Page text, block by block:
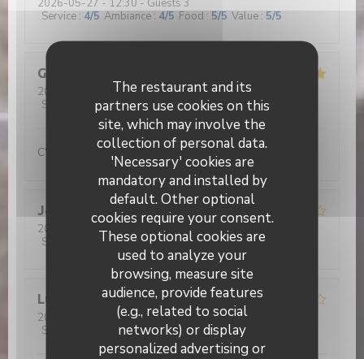
The restaurant and its
partners use cookies on this
site, which may involve the
collection of personal data.
'Necessary' cookies are
mandatory and installed by
default. Other optional
cookies require your consent.
These optional cookies are
used to analyze your
browsing, measure site
audience, provide features
(e.g., related to social
networks) or display
personalized advertising or
2026-05-27 - 12:30 - Guests 3
Service : 4/5 Ambiance : 4/5 Food : 5/5 Value : 5/5
Gérard
2026-05-26
- 12:30 - Guests 2
Service
/5 Ambiance : 5/5 Food:5/5 Value: 5
C'est beau de voir nos jeunes aux fourneaux...
Jean René
2026-05-26 - 12:30 - Guests 2
Service
Ambiance:4/5 Food:4/5 Value:
Lucrece
2026-05-28
- 12:30 - Guests 5
Service
Ambiance: 2/5 Food:2/5 Value